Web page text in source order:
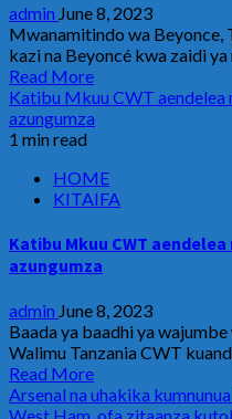
admin June 8, 2023
Mwanamitindo wa Beyonce,
kazi na Beyoncé kwa zaidi
Read More
Katibu Mkuu CWT aendelea
azungumza
1 min read
HOME
KITAIFA
Katibu Mkuu CWT
azungumza
admin June 8, 2023
Baada ya baadhi ya
Walimu Tanzania CWT
Read More
Arsenal na uhakika